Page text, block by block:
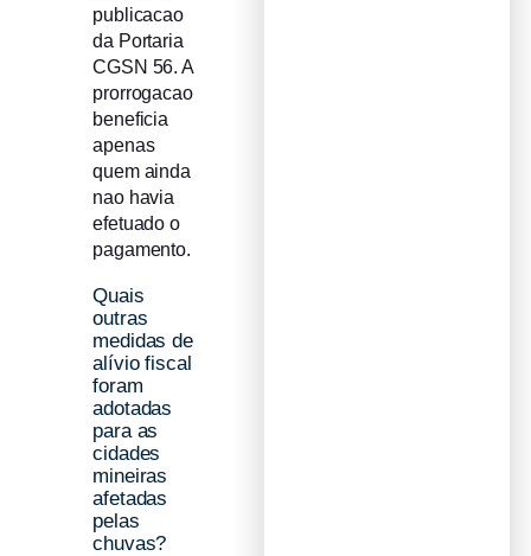
publicacao
da Portaria
CGSN 56. A
prorrogacao
beneficia
apenas
quem ainda
nao havia
efetuado o
pagamento.
Quais
outras
medidas de
alívio fiscal
foram
adotadas
para as
cidades
mineiras
afetadas
pelas
chuvas?